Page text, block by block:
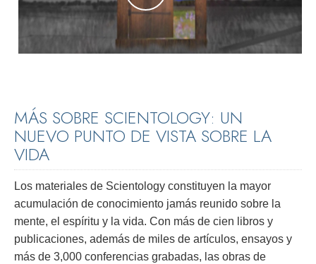
MÁS SOBRE SCIENTOLOGY: UN
NUEVO PUNTO DE VISTA SOBRE LA
VIDA
Los materiales de Scientology constituyen la mayor
acumulación de conocimiento jamás reunido sobre la
mente, el espíritu y la vida. Con más de cien libros y
publicaciones, además de miles de artículos, ensayos y
más de 3,000 conferencias grabadas, las obras de